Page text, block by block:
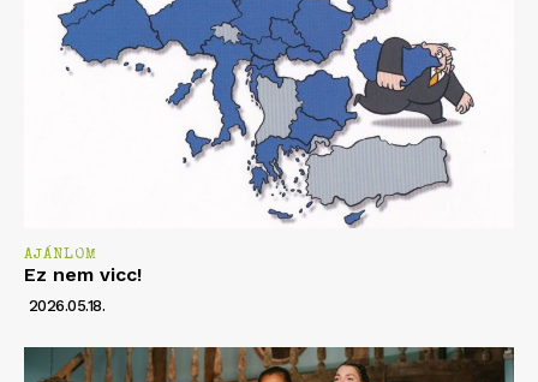
AJÁNLOM
Ez nem vicc!
2026.05.18.